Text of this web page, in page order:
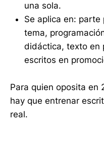
una sola.
Se aplica en:
tema,
didáctica, texto en
escritos en
Para quien oposita en
hay que entrenar
real.